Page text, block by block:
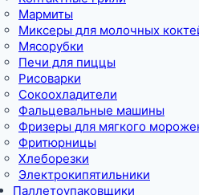
Мармиты
Миксеры для молочных
Мясорубки
Печи для пиццы
Рисоварки
Сокоохладители
Фальцевальные машины
Фризеры для мягкого
Фритюрницы
Хлеборезки
Электрокипятильники
Паллетоупаковщики